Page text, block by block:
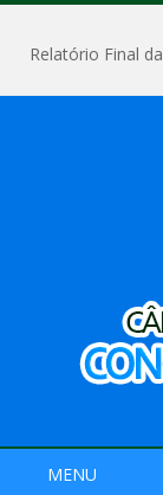
MENU